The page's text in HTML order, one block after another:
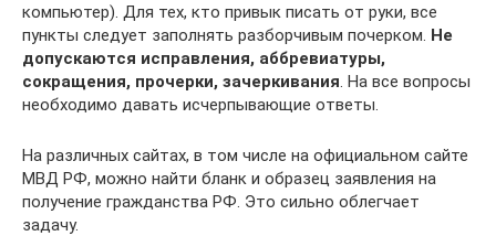
компьютер). Для тех, кто привык писать от руки, все
пункты следует заполнять разборчивым почерком. Не
допускаются исправления, аббревиатуры,
сокращения, прочерки, зачеркивания. На все вопросы
необходимо давать исчерпывающие ответы.
На различных сайтах, в том числе на официальном сайте
МВД РФ, можно найти бланк и образец заявления на
получение гражданства РФ. Это сильно облегчает
задачу.